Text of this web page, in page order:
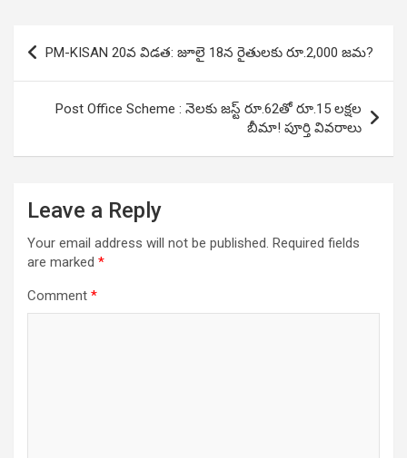
Post
navigation
PM-KISAN 20వ విడత: జూలై 18న రైతులకు రూ.2,000 జమ?
Post Office Scheme : నెలకు జస్ట్ రూ.62తో రూ.15 లక్షల
బీమా! పూర్తి వివరాలు
Leave a Reply
Your email address will not be published. Required fields
are marked *
Comment *